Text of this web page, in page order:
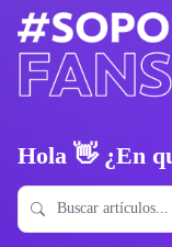
Hola 👋 ¿En